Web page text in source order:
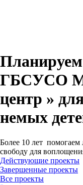
Планируем
ГБСУСО
центр »
немых
Более 10 лет помогаем
свободу для
Действующие проекты
Завершенные проекты